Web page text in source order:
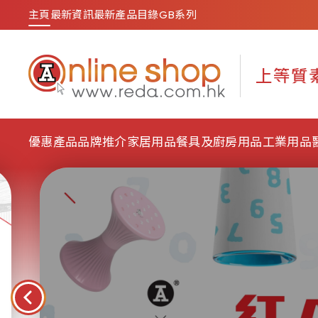
主頁最新資訊最新產品目錄GB系列
優惠產品品牌推介家居用品餐具及廚房用品工業用品